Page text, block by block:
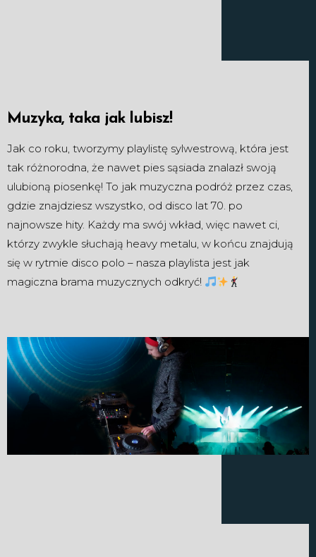
Muzyka, taka jak lubisz!
Jak co roku, tworzymy playlistę sylwestrową, która jest
tak różnorodna, że nawet pies sąsiada znalazł swoją
ulubioną piosenkę! To jak muzyczna podróż przez czas,
gdzie znajdziesz wszystko, od disco lat 70. po
najnowsze hity. Każdy ma swój wkład, więc nawet ci,
którzy zwykle słuchają heavy metalu, w końcu znajdują
się w rytmie disco polo – nasza playlista jest jak
magiczna brama muzycznych odkryć!